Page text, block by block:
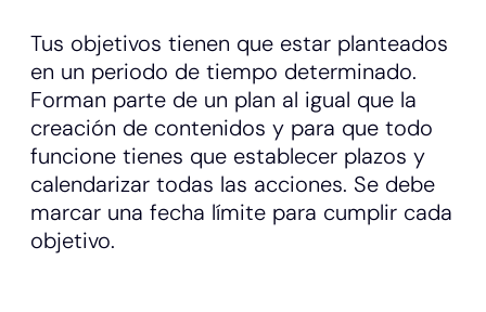
Tus objetivos tienen que estar planteados
en un periodo de tiempo determinado.
Forman parte de un plan al igual que la
creación de contenidos y para que todo
funcione tienes que establecer plazos y
calendarizar todas las acciones. Se debe
marcar una fecha límite para cumplir cada
objetivo.